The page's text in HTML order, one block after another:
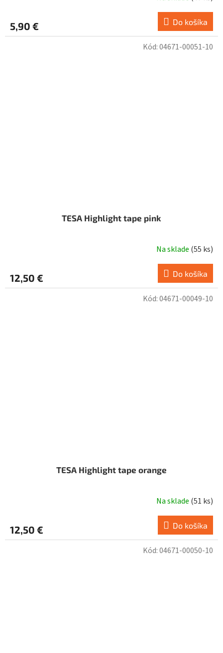
5,90 € Do košíka
TESA Highlight tape pink
Na sklade (55 ks)
12,50 € Do košíka
Kód:04671-00051-10
TESA Highlight tape orange
Na sklade (51 ks)
12,50 € Do košíka
Kód:04671-00049-10
Kód:04671-00050-10